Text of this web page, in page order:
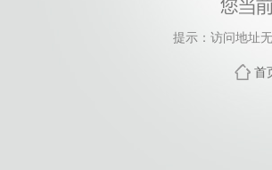
提示：访问地址
首